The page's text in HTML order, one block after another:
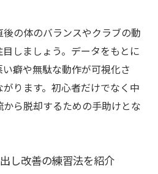
ンゴルフで一歩目を意識し
ルフ練習で動作分析を極め
踏み出し癖を把握する方法
ンゴルフが可能にする動作
ための分析ポイントを解説
の体のバランスやクラブの動
しましょう。データをもとに
癖や無駄な動作が可視化さ
ります。初心者だけでなく中
ら脱却するための手助けとな
し改善の練習法を紹介